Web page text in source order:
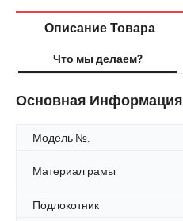
Описание Товара
Что мы делаем?
Основная Информация
Модель №.
Материал рамы
Подлокотник